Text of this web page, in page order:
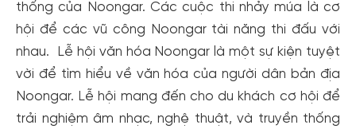
thống của Noongar. Các cuộc thi nhảy múa là cơ
hội để các vũ công Noongar tài năng thi đấu với
nhau. Lễ hội văn hóa Noongar là một sự kiện tuyệt
vời để tìm hiểu về văn hóa của người dân bản địa
Noongar. Lễ hội mang đến cho du khách cơ hội để
trải nghiệm âm nhạc, nghệ thuật, và truyền thống